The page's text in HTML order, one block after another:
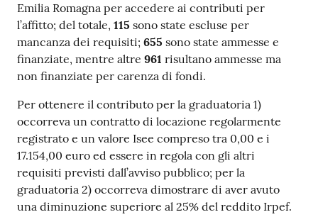
Emilia Romagna per accedere ai contributi per
l’affitto; del totale, 115 sono state escluse per
mancanza dei requisiti; 655 sono state ammesse e
finanziate, mentre altre 961 risultano ammesse ma
non finanziate per carenza di fondi.
Per ottenere il contributo per la graduatoria 1)
occorreva un contratto di locazione regolarmente
registrato e un valore Isee compreso tra 0,00 e i
17.154,00 euro ed essere in regola con gli altri
requisiti previsti dall’avviso pubblico; per la
graduatoria 2) occorreva dimostrare di aver avuto
una diminuzione superiore al 25% del reddito Irpef.